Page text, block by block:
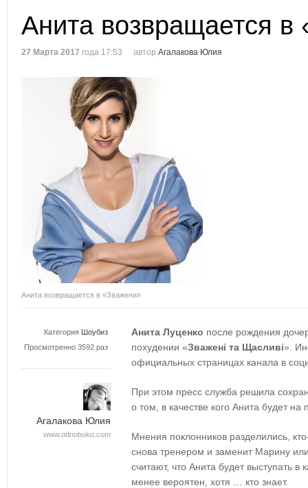
Анита возвращается в
27 Марта 2017 года 17:53 автор Агалакова Юлия
Анита возвращается в «Зважени»
Категория Шоубиз
Просмотренно 3592 раз
Агалакова Юлия
www.odnoboko.com
Анита Луценко после рождения
похудении «Зважені та Щасливі».
официальных страницах канала в
При этом пресс служба решила
о том, в качестве кого Анита будет на
Мнения поклонников разделились,
снова тренером и заменит Марину
считают, что Анита будет выступать
менее вероятен, хотя … кто знает.